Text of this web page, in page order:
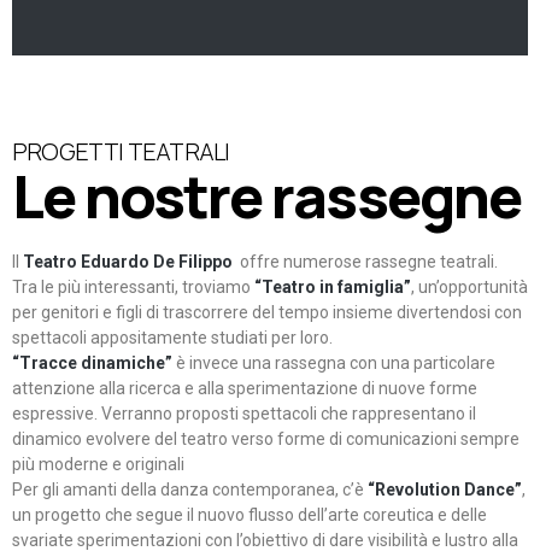
PROGETTI TEATRALI
Le nostre rassegne
Teatro Eduardo De Filippo offre numerose rassegne teatrali.
Tra le più interessanti, troviamo “Teatro in famiglia”, un’opportunità
per genitori e figli di trascorrere del tempo insieme divertendosi con
spettacoli appositamente studiati per loro.
“Tracce dinamiche” è invece una rassegna con una particolare
attenzione alla ricerca e alla sperimentazione di nuove forme
espressive. Verranno proposti spettacoli che rappresentano il
dinamico evolvere del teatro verso forme di comunicazioni sempre
più moderne e originali
Per gli amanti della danza contemporanea, c’è “Revolution Dance”,
un progetto che segue il nuovo flusso dell’arte coreutica e delle
svariate sperimentazioni con l’obiettivo di dare visibilità e lustro alla